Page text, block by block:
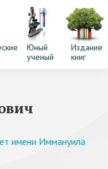
Юный
ученый
Издание
книг
имени Иммануила